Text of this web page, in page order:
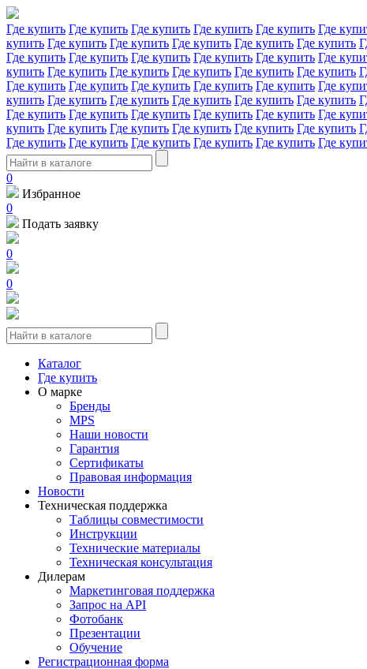
Где купить Где купить Где купить Где купить Где купить Где
купить Где купить Где купить Где купить Где купить Где купить
Где купить Где купить Где купить Где купить Где купить Где
купить Где купить Где купить Где купить Где купить Где купить
Где купить Где купить Где купить Где купить Где купить Где
купить Где купить Где купить Где купить Где купить Где купить
Где купить Где купить Где купить Где купить Где купить Где
купить Где купить Где купить Где купить Где купить Где купить
Где купить Где купить Где купить Где купить Где купить Где
0
Избранное
0
Подать заявку
0
0
Каталог
Где купить
О марке
Бренды
MPS
Наши новости
Гарантия
Сертификаты
Правовая информация
Новости
Техническая поддержка
Таблицы совместимости
Инструкции
Технические материалы
Техническая консультация
Дилерам
Маркетинговая поддержка
Запрос на API
Фотобанк
Презентации
Обучение
Регистрационная форма